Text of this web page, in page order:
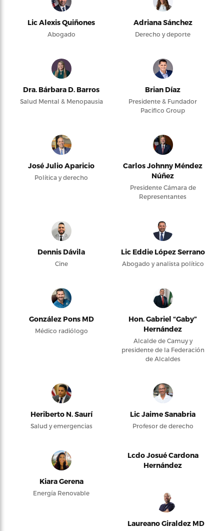
Lic Alexis Quiñones
Abogado
Adriana Sánchez
Derecho y deporte
Dra. Bárbara D. Barros
Salud Mental & Menopausia
Brian Díaz
Presidente & Fundador
Pacifico Group
José Julio Aparicio
Política y derecho
Carlos Johnny Méndez
Núñez
Presidente Cámara de
Representantes
Dennis Dávila
Cine
Lic Eddie López Serrano
Abogado y analista político
González Pons MD
Médico radiólogo
Hon. Gabriel “Gaby”
Hernández
Alcalde de Camuy y
presidente de la Federación
de Alcaldes
Heriberto N. Saurí
Salud y emergencias
Lic Jaime Sanabria
Profesor de derecho
Kiara Gerena
Energía Renovable
Lcdo Josué Cardona
Hernández
Laureano Giraldez MD